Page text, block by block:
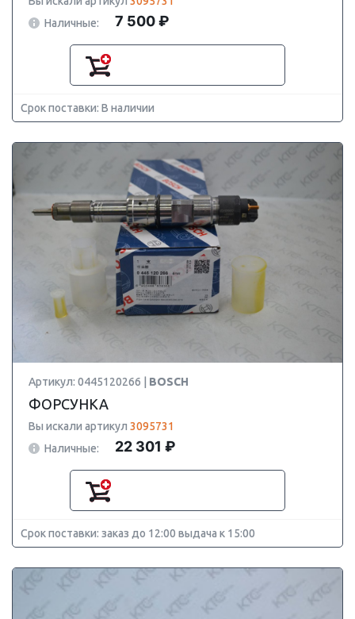
Наличные:
7 500 ₽
Срок поставки: В наличии
Артикул: 0445120266 | BOSCH
ФОРСУНКА
Вы искали артикул 3095731
Наличные:
22 301 ₽
Срок поставки: заказ до 12:00 выдача к 15:00